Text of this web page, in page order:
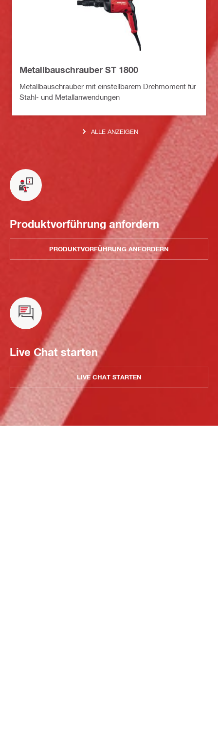
Metallbauschrauber ST 1800
Metallbauschrauber mit einstellbarem Drehmoment für
Stahl- und Metallanwendungen
ALLE ANZEIGEN
Produktvorführung anfordern
PRODUKTVORFÜHRUNG ANFORDERN
Live Chat starten
LIVE CHAT STARTEN